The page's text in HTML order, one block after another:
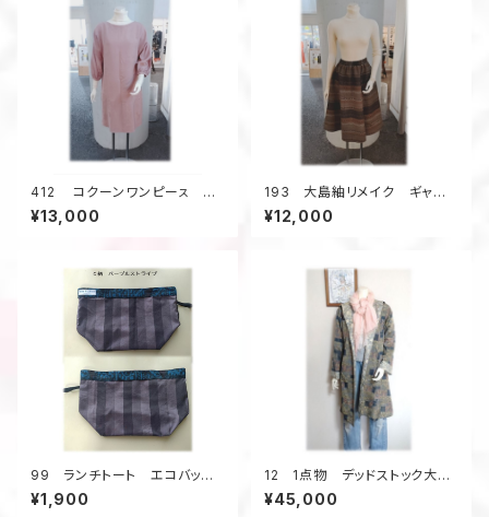
412 コクーンワンピーㇲ 体
系カバー ピンクの着物 ジャ
カード風の柄 着物リメイク 春
¥13,000
193 大島紬リメイク ギャザ
ーフレアスカート ６枚接ぎ
ボーダー柄 茶系
¥12,000
99 ランチトート エコバッグ
村山大島アップサイクル
サブバッグ お散歩バッグ
¥1,900
12 1点物 デッドストック大島
紬 リバーシブルAラインコー
ト 羽織り物 フード付き ス
¥45,000